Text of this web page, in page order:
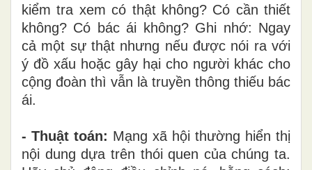
kiểm tra xem có thật không? Có cần thiết
không? Có bác ái không? Ghi nhớ: Ngay
cả một sự thật nhưng nếu được nói ra với
ý đồ xấu hoặc gây hại cho người khác cho
cộng đoàn thì vẫn là truyền thông thiếu bác
ái.
- Thuật toán: Mạng xã hội thường hiển thị
nội dung dựa trên thói quen của chúng ta.